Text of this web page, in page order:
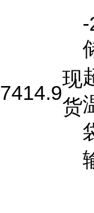
7414.9
现
货
-